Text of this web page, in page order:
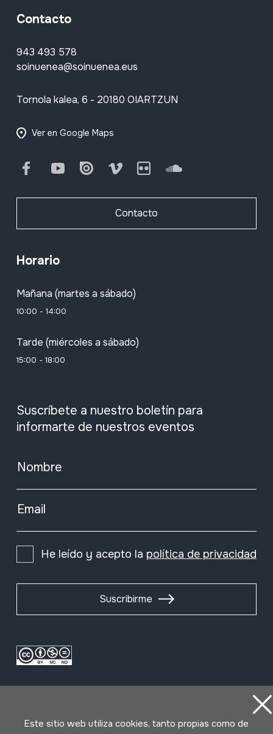
Contacto
943 493 578
soinuenea@soinuenea.eus
Tornola kalea, 6 - 20180 OIARTZUN
Ver en Google Maps
FacebookYoutube Issuu Vimeo Flickr SoundCloud
Contacto
Horario
Mañana (martes a sábado)
10:00 - 14:00
Tarde (miércoles a sábado)
15:00 - 18:00
Suscríbete a nuestro boletín para
informarte de nuestros eventos
Nombre
Email
He leído y acepto la política de privacidad
Suscribirme
Este sitio web utiliza cookies, tanto propias como de